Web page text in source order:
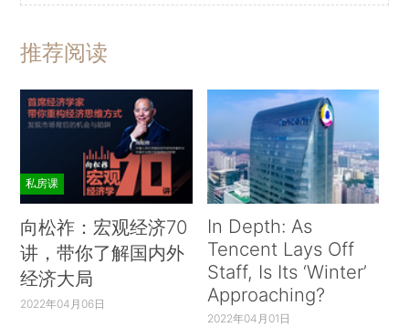
推荐阅读
私房课
向松祚：宏观经济70
讲，带你了解国内外
经济大局
2022年04月06日
In Depth: As
Tencent Lays Off
Staff, Is Its ‘Winter’
Approaching?
2022年04月01日